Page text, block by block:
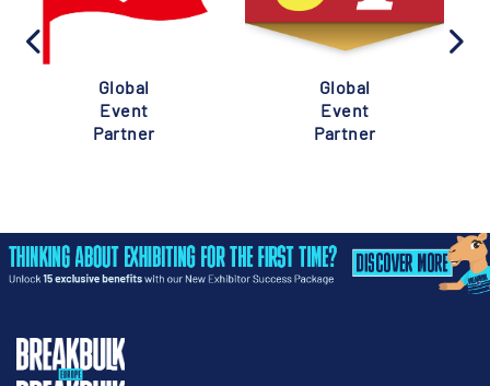
Global
Event
Partner
Global
Event
Partner